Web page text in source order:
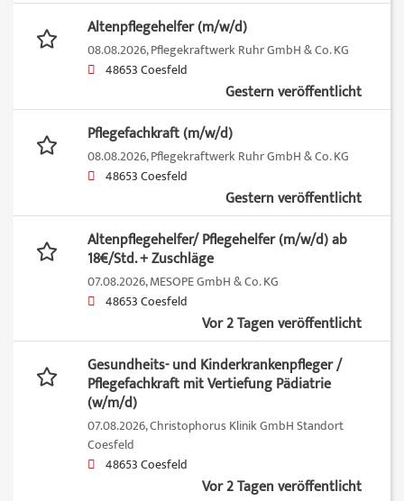
Altenpflegehelfer (m/w/d)
08.08.2026,Pflegekraftwerk Ruhr GmbH & Co. KG
48653 Coesfeld
Gestern veröffentlicht
Pflegefachkraft (m/w/d)
08.08.2026,Pflegekraftwerk Ruhr GmbH & Co. KG
48653 Coesfeld
Gestern veröffentlicht
Altenpflegehelfer/ Pflegehelfer (m/w/d) ab
18€/Std. + Zuschläge
07.08.2026,MESOPE GmbH & Co. KG
48653 Coesfeld
Vor 2 Tagen veröffentlicht
Gesundheits- und Kinderkrankenpfleger /
Pflegefachkraft mit Vertiefung Pädiatrie
(w/m/d)
07.08.2026,Christophorus Klinik GmbH Standort
Coesfeld
48653 Coesfeld
Vor 2 Tagen veröffentlicht